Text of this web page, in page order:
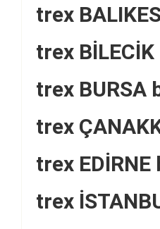
trex
trex
trex BURSA
trex
trex
trex